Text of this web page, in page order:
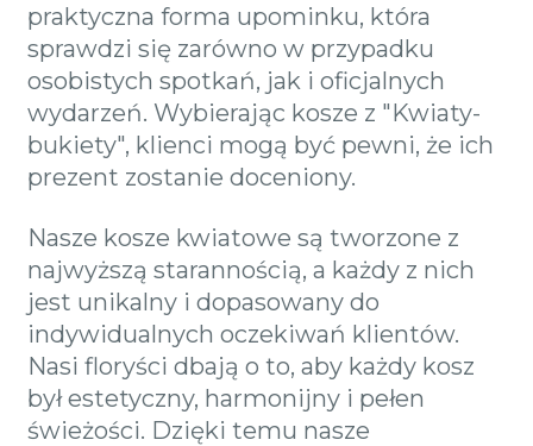
praktyczna forma upominku, która
sprawdzi się zarówno w przypadku
osobistych spotkań, jak i oficjalnych
wydarzeń. Wybierając kosze z "Kwiaty-
bukiety", klienci mogą być pewni, że ich
prezent zostanie doceniony.
Nasze kosze kwiatowe są tworzone z
najwyższą starannością, a każdy z nich
jest unikalny i dopasowany do
indywidualnych oczekiwań klientów.
Nasi floryści dbają o to, aby każdy kosz
był estetyczny, harmonijny i pełen
świeżości. Dzięki temu nasze